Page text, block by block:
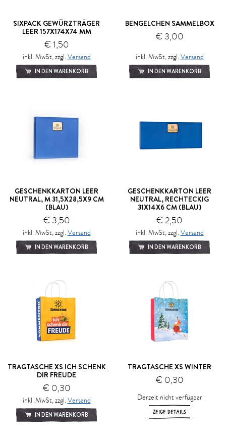
SIXPACK GEWÜRZTRÄGER
LEER 157X174X74 MM
€ 1,50
inkl. MwSt, zzgl. Versand
IN DEN WARENKORB
BENGELCHEN SAMMELBOX
€ 3,00
inkl. MwSt, zzgl. Versand
IN DEN WARENKORB
GESCHENKKARTON LEER
NEUTRAL, M 31,5X28,5X9 CM
(BLAU)
€ 3,50
inkl. MwSt, zzgl. Versand
IN DEN WARENKORB
GESCHENKKARTON LEER
NEUTRAL, RECHTECKIG
31X14X6 CM (BLAU)
€ 2,50
inkl. MwSt, zzgl. Versand
IN DEN WARENKORB
TRAGTASCHE XS ICH SCHENK
DIR FREUDE
€ 0,30
inkl. MwSt, zzgl. Versand
IN DEN WARENKORB
TRAGTASCHE XS WINTER
€ 0,30
Derzeit nicht verfügbar
ZEIGE DETAILS